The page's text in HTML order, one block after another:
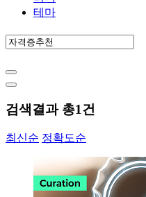
테마
검색결과 총1건
최신순 정확도순